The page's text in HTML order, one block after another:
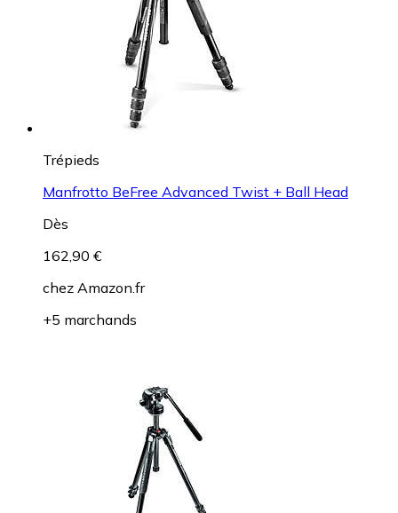
Trépieds
Manfrotto BeFree Advanced Twist + Ball Head
Dès
162,90 €
chez Amazon.fr
+5 marchands